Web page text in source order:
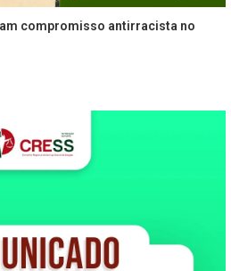
compromisso antirracista no